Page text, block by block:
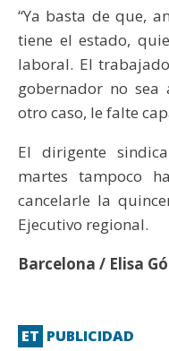
“Ya basta de que,
tiene el estado,
laboral. El
gobernador no
otro caso, le falte
El dirigente
martes tampoco
cancelarle la
Ejecutivo regional.
Barcelona / Elisa
ET PUBLICIDAD